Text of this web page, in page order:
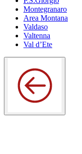
Montegranaro
Area Montana
Valdaso
Valtenna
Val d’Ete